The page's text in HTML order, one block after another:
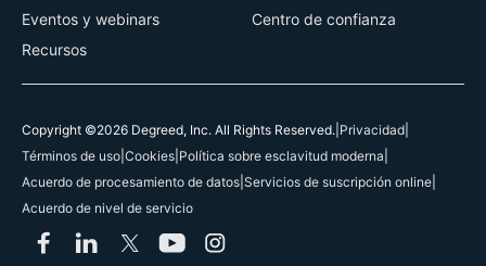
Eventos y webinars
Recursos
Centro de confianza
Copyright ©2026 Degreed, Inc. All Rights Reserved. Privacidad
Términos de uso Cookies Política sobre esclavitud moderna
Acuerdo de procesamiento de datos Servicios de suscripción online
Acuerdo de nivel de servicio